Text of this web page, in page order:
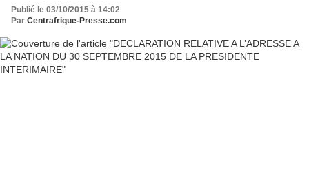
Publié le 03/10/2015 à 14:02
Par Centrafrique-Presse.com